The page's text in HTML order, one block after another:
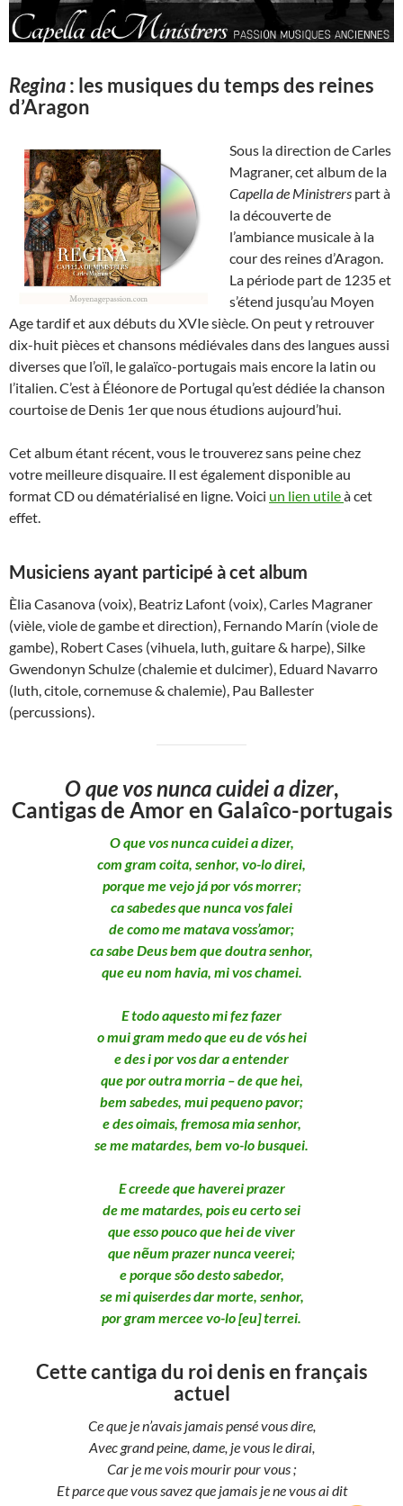
Regina: les musiques du temps des reines
d’Aragon
Sous la direction de Carles
Magraner, cet album de la
Capella de Ministrers part à
la découverte de
l’ambiance musicale à la
cour des reines d’Aragon.
La période part de 1235 et
s’étend jusqu’au Moyen
Age tardif et aux débuts du XVIe siècle. On peut y retrouver
dix-huit pièces et chansons médiévales dans des langues aussi
diverses que l’oïl, le galaïco-portugais mais encore la latin ou
l’italien. C’est à Éléonore de Portugal qu’est dédiée la chanson
courtoise de Denis 1er que nous étudions aujourd’hui.
Cet album étant récent, vous le trouverez sans peine chez
votre meilleure disquaire. Il est également disponible au
format CD ou dématérialisé en ligne. Voici un lien utileà cet
effet.
Musiciens ayant participé à cet album
Èlia Casanova (voix), Beatriz Lafont (voix), Carles Magraner
(vièle, viole de gambe et direction), Fernando Marín (viole de
gambe), Robert Cases (vihuela, luth, guitare & harpe), Silke
Gwendonyn Schulze (chalemie et dulcimer), Eduard Navarro
(luth, citole, cornemuse & chalemie), Pau Ballester
(percussions).
O que vos nunca cuidei a dizer,
Cantigas de Amor en Galaîco-portugais
O que vos nunca cuidei a dizer,
com gram coita, senhor, vo-lo direi,
porque me vejo já por vós morrer;
ca sabedes que nunca vos falei
de como me matava voss’amor;
ca sabe Deus bem que doutra senhor,
que eu nom havia, mi vos chamei.
E todo aquesto mi fez fazer
o mui gram medo que eu de vós hei
e des i por vos dar a entender
que por outra morria – de que hei,
bem sabedes, mui pequeno pavor;
e des oimais, fremosa mia senhor,
se me matardes, bem vo-lo busquei.
E creede que haverei prazer
de me matardes, pois eu certo sei
que esso pouco que hei de viver
que nẽum prazer nunca veerei;
e porque sõo desto sabedor,
se mi quiserdes dar morte, senhor,
por gram mercee vo-lo [eu] terrei.
Cette cantiga du roi denis en français
actuel
Ce que je n’avais jamais pensé vous dire,
Avec grand peine, dame, je vous le dirai,
Car je me vois mourir pour vous ;
Et parce que vous savez que jamais je ne vous ai dit